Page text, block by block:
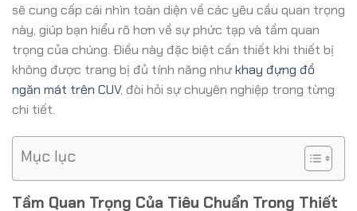
sẽ cung cấp cái nhìn toàn diện về các yêu cầu quan trọng
này, giúp bạn hiểu rõ hơn về sự phức tạp và tầm quan
trọng của chúng. Điều này đặc biệt cần thiết khi thiết bị
không được trang bị đủ tính năng nhưkhay đựng đồ
ngăn mát trên CUV, đòi hỏi sự chuyên nghiệp trong từng
chi tiết.
Mục lục
Tầm Quan Trọng Của Tiêu Chuẩn Trong Thiết